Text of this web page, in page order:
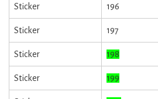
Sticker 196
Sticker 197
Sticker 198
Sticker 199